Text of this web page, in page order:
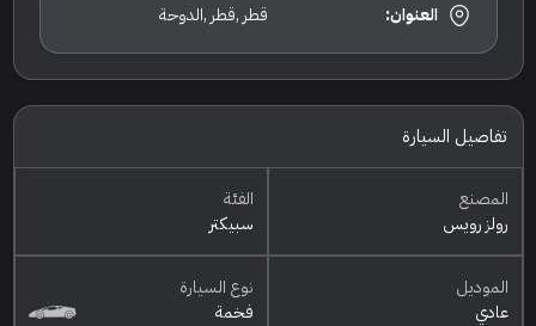
العنوان: قطر ,قطر ,الدوحة
تفاصيل السيارة
المصنع
رولز رويس
الفئة
سبيكتر
الموديل
عادي
نوع السيارة
فخمة